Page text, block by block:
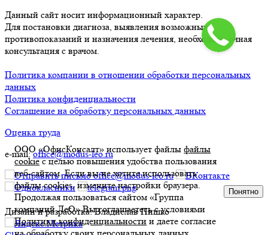
Данный сайт носит информационный характер.
Для постановки диагноза, выявления возможных
противопоказаний и назначения лечения, необходима очная
консультация с врачом.
Политика компании в отношении обработки персональных
данных
Политика конфиденциальности
Соглашение на обработку персональных данных
Оценка труда
e-mail:office@modus-leo.ru
Дизайн и разработка: Владислав Пишко
ООО «ОфисКонсалт» использует файлыфайлы
cookieс целью повышения удобства пользования
веб-сайтом. Если вы не хотите использовать
файлы cookies, измените настройки браузера.
Продолжая пользоваться сайтом «Группа
компаний ЛеО» Вы соглашаетесь с условиями
Политики конфиденциальности и даете согласие
Понятно